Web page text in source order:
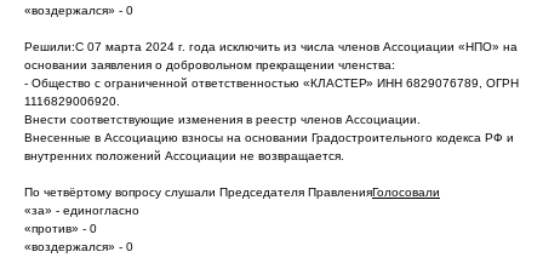
«воздержался» - 0
Решили:С 07 марта 2024 г. года исключить из числа членов Ассоциации «НПО» на
основании заявления о добровольном прекращении членства:
- Общество с ограниченной ответственностью «КЛАСТЕР» ИНН 6829076789, ОГРН
1116829006920.
Внести соответствующие изменения в реестр членов Ассоциации.
Внесенные в Ассоциацию взносы на основании Градостроительного кодекса РФ и
внутренних положений Ассоциации не возвращается.
По четвёртому вопросу слушали Председателя ПравленияГолосовали
«за» - единогласно
«против» - 0
«воздержался» - 0